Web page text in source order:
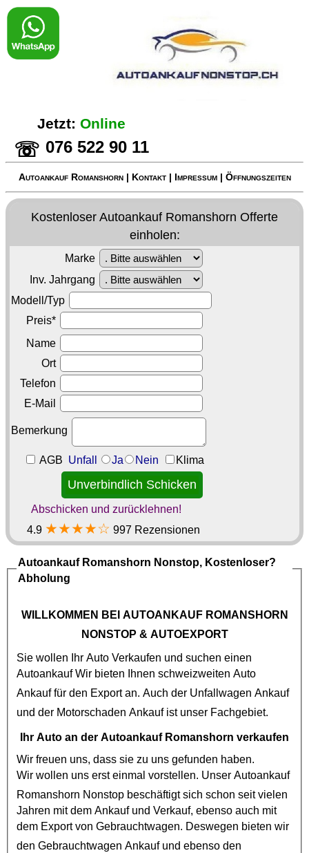
Jetzt: Online
☏ 076 522 90 11
Autoankauf Romanshorn| Kontakt| Impressum| Öffnungszeiten
Kostenloser Autoankauf Romanshorn Offerte
einholen:
Marke
Inv. Jahrgang
Modell/Typ
Preis*
Name
Ort
Telefon
E-Mail
Bemerkung
AGB Unfall Ja Nein Klima
Abschicken und zurücklehnen!
4.9 ★★★★☆ 997 Rezensionen
Autoankauf Romanshorn Nonstop, Kostenloser?
Abholung
WILLKOMMEN BEI AUTOANKAUF ROMANSHORN
NONSTOP & AUTOEXPORT
Sie wollen Ihr Auto Verkaufen und suchen einen
AutoankaufWir bieten Ihnen schweizweiten Auto
Ankauf für den Export an. Auch der Unfallwagen Ankauf
und der Motorschaden Ankaufist unser Fachgebiet.
Ihr Auto an der Autoankauf Romanshorn verkaufen
Wir freuen uns, dass sie zu uns gefunden haben.
Wir wollen uns erst einmal vorstellen. Unser Autoankauf
Romanshorn Nonstop beschäftigt sich schon seit vielen
Jahren mit dem Ankauf und Verkauf, ebenso auch mit
dem Export von Gebrauchtwagen. Deswegen bieten wir
den Gebrauchtwagen Ankaufund ebenso den